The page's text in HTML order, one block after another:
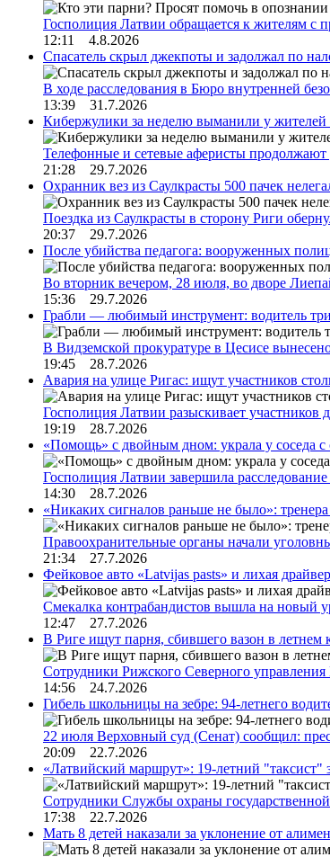
Госполиция Латвии обращается к жителям с
12:11 4.8.2026
Спасатель скрыл джекпоты и задолжал по
В ходе расследования в Бюро внутренней
13:39 31.7.2026
Кибержулики за неделю выманили у
Телефонные и сетевые аферисты
21:28 29.7.2026
Охранник вез из Саулкрасты 500 пачек
Поездка из Саулкрасты в сторону Риги
20:37 29.7.2026
После убийства педагога: вооруженных
Во вторник вечером, 28 июля, во дворе
15:36 29.7.2026
Грабли — любимый инструмент: водитель
В Видземской прокуратуре в Цесисе
19:45 28.7.2026
Авария на улице Ригас: ищут участников
Госполиция Латвии разыскивает
19:19 28.7.2026
«Помощь» с двойным дном: украла у соседа с
Госполиция Латвии завершила
14:30 28.7.2026
«Никаких сигналов раньше не было»:
Правоохранительные органы начали
21:34 27.7.2026
Фейковое авто «Latvijas pasts» и лихая
Смекалка контрабандистов вышла на новый
12:47 27.7.2026
В Риге ищут парня, сбившего вазон в летнем
Сотрудники Рижского Северного
14:56 24.7.2026
Гибель школьницы на зебре: 94-летнего
22 июля Верховный суд (Сенат) сообщил:
20:09 22.7.2026
«Латвийский маршрут»: 19-летний "таксист"
Сотрудники Службы охраны
17:38 22.7.2026
Мать 8 детей наказали за уклонение от